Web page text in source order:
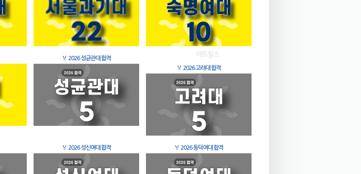
🏅 2026 성균관대 합격
🏅 2026 고려대 합격
🏅 2026 성신여대 합격 🏅 2026 동덕여대 합격